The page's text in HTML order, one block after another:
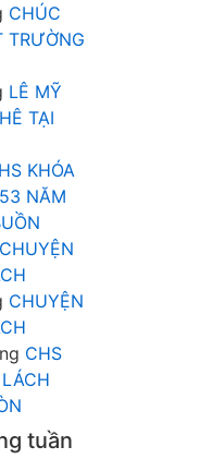
CHÚC
TRƯỜNG
LÊ MỸ
TẠI
KHÓA
NĂM
CHUYỆN
CHUYỆN
CHS
tuần